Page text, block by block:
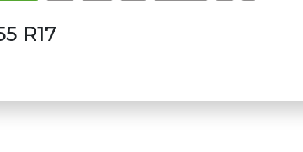
R17